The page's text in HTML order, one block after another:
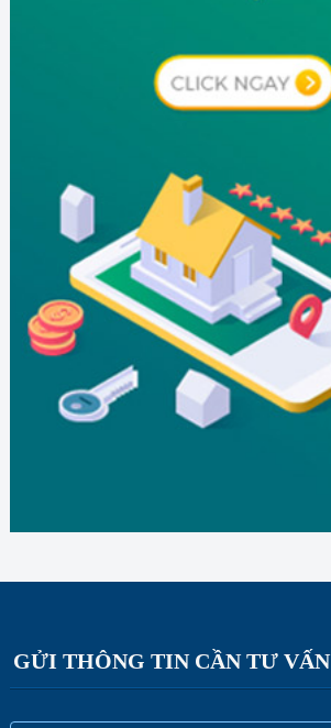
GỬI THÔNG TIN CẦN TƯ VẤN